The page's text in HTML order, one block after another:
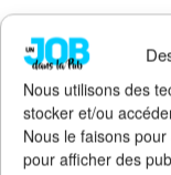
Nous utilisons des
stocker et/ou
Nous le faisons
pour afficher des
Suivez
communication
Notre groupe
Notre (nouvelle)
Notre page
>Notre newsletter